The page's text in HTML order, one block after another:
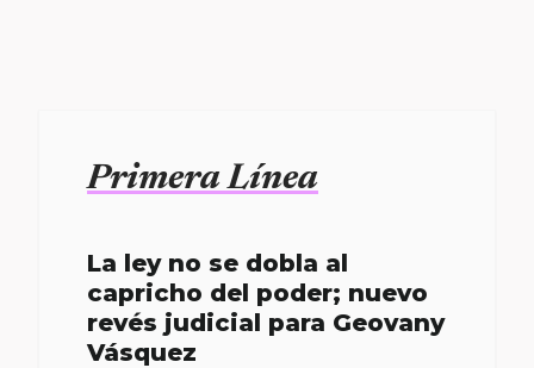
Primera Línea
La ley no se dobla al
capricho del poder; nuevo
revés judicial para Geovany
Vásquez